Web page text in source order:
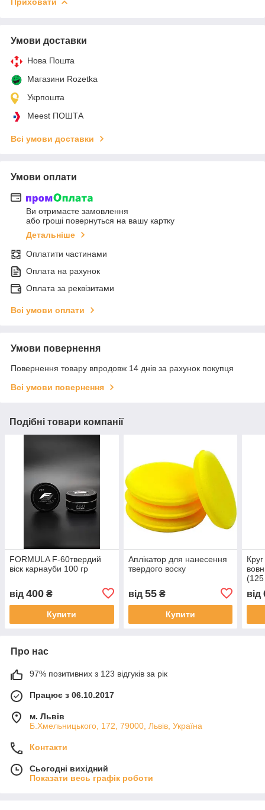
Умови доставки
Нова Пошта
Магазини Rozetka
Укрпошта
Meest ПОШТА
Всі умови доставки
Умови оплати
Ви отримаєте замовлення
або гроші повернуться на вашу картку
Детальніше
Оплатити частинами
Оплата на рахунок
Оплата за реквізитами
Всі умови оплати
Умови повернення
Повернення товару впродовж 14 днів за рахунок покупця
Всі умови повернення
Подібні товари компанії
FORMULA F-60твердий
віск карнауби 100 гр
від 400 ₴
Купити
Аплікатор для нанесення
твердого воску
від 55₴
Купити
від
Про нас
97% позитивних з 123 відгуків за рік
Працює з 06.10.2017
м. Львів
Б.Хмельницького, 172, 79000, Львів, Україна
Контакти
Сьогодні вихідний
Показати весь графік роботи